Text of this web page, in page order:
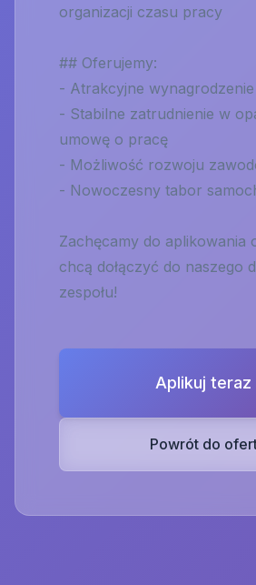
organizacji czasu pracy
## Oferujemy:
- Atrakcyjne wynagrodzenie
- Stabilne zatrudnienie w
umowę o pracę
- Możliwość rozwoju
- Nowoczesny tabor
Zachęcamy do aplikowania
chcą dołączyć do naszego
zespołu!
Aplikuj teraz
Powrót do